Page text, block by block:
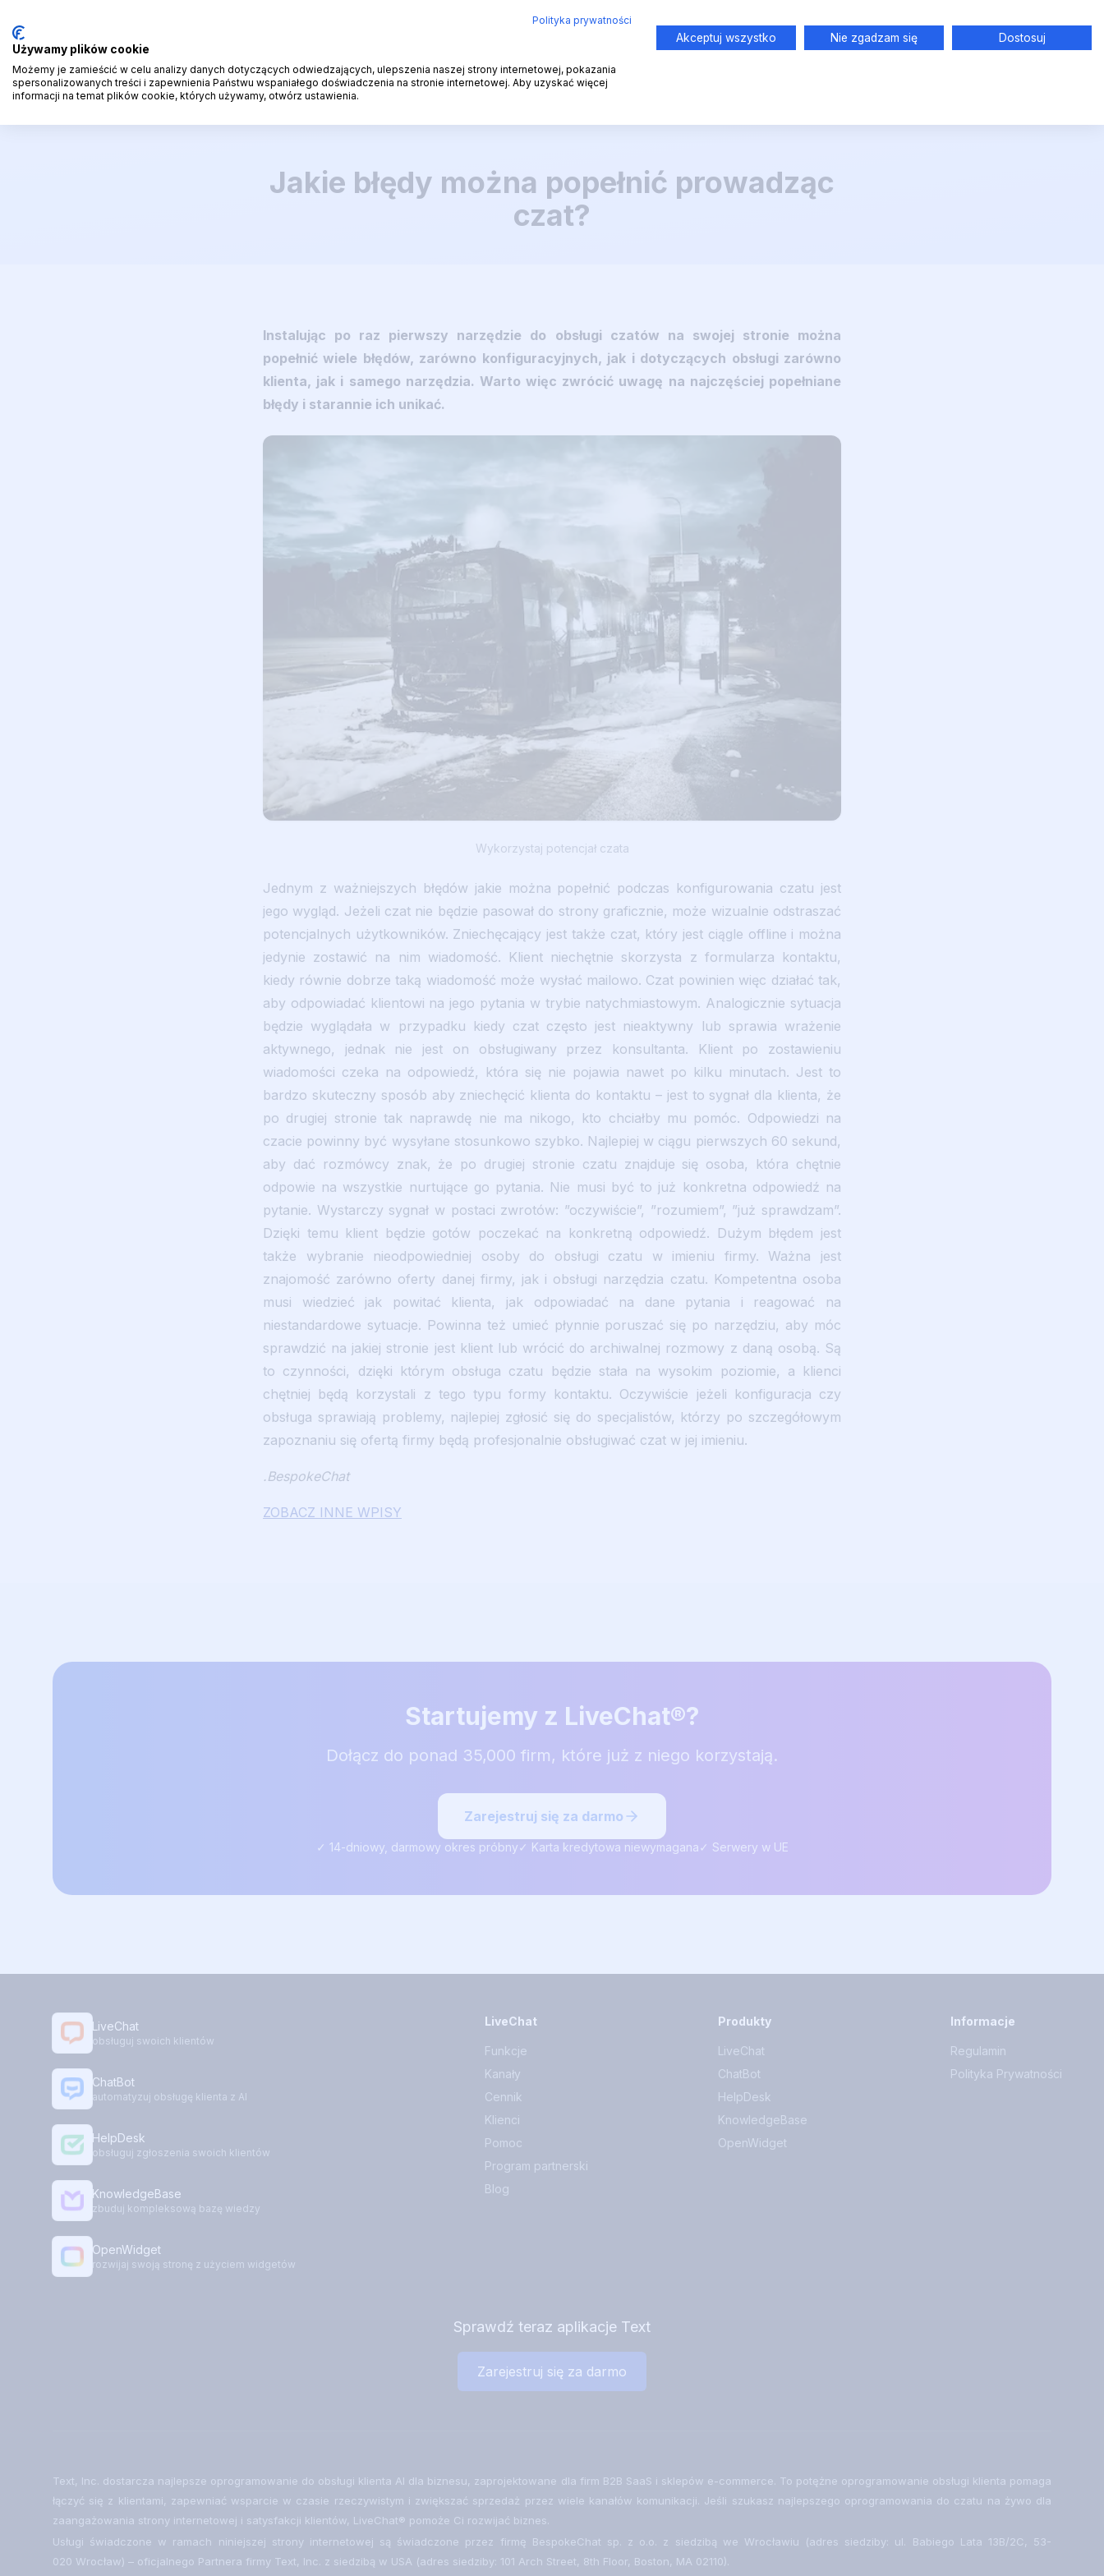
Produkt Cennik Klienci Wsparcie Blog
Jakie błędy można popełnić prowadząc
czat?
Instalując po raz pierwszy narzędzie do obsługi czatów na swojej stronie można
popełnić wiele błędów, zarówno konfiguracyjnych, jak i dotyczących obsługi zarówno
klienta, jak i samego narzędzia. Warto więc zwrócić uwagę na najczęściej popełniane
błędy i starannie ich unikać.
Wykorzystaj potencjał czata
Jednym z ważniejszych błędów jakie można popełnić podczas konfigurowania czatu jest
jego wygląd. Jeżeli czat nie będzie pasował do strony graficznie, może wizualnie odstraszać
potencjalnych użytkowników. Zniechęcający jest także czat, który jest ciągle offline i można
jedynie zostawić na nim wiadomość. Klient niechętnie skorzysta z formularza kontaktu,
kiedy równie dobrze taką wiadomość może wysłać mailowo. Czat powinien więc działać tak,
aby odpowiadać klientowi na jego pytania w trybie natychmiastowym. Analogicznie sytuacja
będzie wyglądała w przypadku kiedy czat często jest nieaktywny lub sprawia wrażenie
aktywnego, jednak nie jest on obsługiwany przez konsultanta. Klient po zostawieniu
wiadomości czeka na odpowiedź, która się nie pojawia nawet po kilku minutach. Jest to
bardzo skuteczny sposób aby zniechęcić klienta do kontaktu – jest to sygnał dla klienta, że
po drugiej stronie tak naprawdę nie ma nikogo, kto chciałby mu pomóc. Odpowiedzi na
czacie powinny być wysyłane stosunkowo szybko. Najlepiej w ciągu pierwszych 60 sekund,
aby dać rozmówcy znak, że po drugiej stronie czatu znajduje się osoba, która chętnie
odpowie na wszystkie nurtujące go pytania. Nie musi być to już konkretna odpowiedź na
pytanie. Wystarczy sygnał w postaci zwrotów: ”oczywiście”, ”rozumiem”, ”już sprawdzam”.
Dzięki temu klient będzie gotów poczekać na konkretną odpowiedź. Dużym błędem jest
także wybranie nieodpowiedniej osoby do obsługi czatu w imieniu firmy. Ważna jest
znajomość zarówno oferty danej firmy, jak i obsługi narzędzia czatu. Kompetentna osoba
musi wiedzieć jak powitać klienta, jak odpowiadać na dane pytania i reagować na
niestandardowe sytuacje. Powinna też umieć płynnie poruszać się po narzędziu, aby móc
sprawdzić na jakiej stronie jest klient lub wrócić do archiwalnej rozmowy z daną osobą. Są
to czynności, dzięki którym obsługa czatu będzie stała na wysokim poziomie, a klienci
chętniej będą korzystali z tego typu formy kontaktu. Oczywiście jeżeli konfiguracja czy
obsługa sprawiają problemy, najlepiej zgłosić się do specjalistów, którzy po szczegółowym
zapoznaniu się ofertą firmy będą profesjonalnie obsługiwać czat w jej imieniu.
.BespokeChat
ZOBACZ INNE WPISY
Startujemy z LiveChat®?
Dołącz do ponad 35,000 firm, które już z niego korzystają.
Zarejestruj się za darmo
✓ 14-dniowy, darmowy okres próbny✓ Karta kredytowa niewymagana✓ Serwery w UE
LiveChat
obsługuj swoich klientów
ChatBot
automatyzuj obsługę klienta z AI
HelpDesk
obsługuj zgłoszenia swoich klientów
KnowledgeBase
zbuduj kompleksową bazę wiedzy
OpenWidget
rozwijaj swoją stronę z użyciem widgetów
LiveChat
Funkcje
Kanały
Cennik
Klienci
Pomoc
Program partnerski
Blog
Produkty
LiveChat
ChatBot
HelpDesk
KnowledgeBase
OpenWidget
Informacje
Regulamin
Polityka Prywatności
Sprawdź teraz aplikacje Text
Zarejestruj się za darmo
Text, Inc. dostarcza najlepsze oprogramowanie do obsługi klienta AI dla biznesu, zaprojektowane dla firm B2B SaaS i sklepów e-commerce. To potężne oprogramowanie obsługi klienta pomaga
łączyć się z klientami, zapewniać wsparcie w czasie rzeczywistym i zwiększać sprzedaż przez wiele kanałów komunikacji. Jeśli szukasz najlepszego oprogramowania do czatu na żywo dla
zaangażowania strony internetowej i satysfakcji klientów, LiveChat® pomoże Ci rozwijać biznes.
Usługi świadczone w ramach niniejszej strony internetowej są świadczone przez firmę BespokeChat sp. z o.o. z siedzibą we Wrocławiu (adres siedziby: ul. Babiego Lata 13B/2C, 53-
020 Wrocław) – oficjalnego Partnera firmy Text, Inc. z siedzibą w USA (adres siedziby: 101 Arch Street, 8th Floor, Boston, MA 02110).
Polityka prywatności
Używamy plików cookie
Możemy je zamieścić w celu analizy danych dotyczących odwiedzających, ulepszenia naszej strony internetowej, pokazania
spersonalizowanych treści i zapewnienia Państwu wspaniałego doświadczenia na stronie internetowej. Aby uzyskać więcej
informacji na temat plików cookie, których używamy, otwórz ustawienia.
Akceptuj wszystko Nie zgadzam się Dostosuj